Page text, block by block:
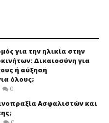
για την ηλικία στην
Δικαιοσύνη για
ή αύξηση
όλους;
0
Ασφαλιστών και